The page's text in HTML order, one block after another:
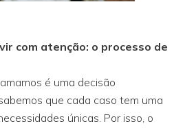
com atenção: o processo de
é uma decisão
que cada caso tem uma
únicas. Por isso, o